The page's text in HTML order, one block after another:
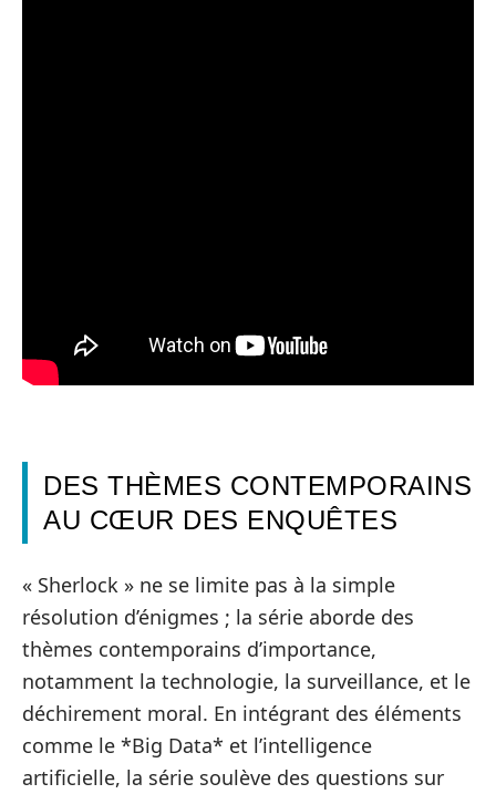
DES THÈMES CONTEMPORAINS
AU CŒUR DES ENQUÊTES
« Sherlock » ne se limite pas à la simple
résolution d’énigmes ; la série aborde des
thèmes contemporains d’importance,
notamment la technologie, la surveillance, et le
déchirement moral. En intégrant des éléments
comme le *Big Data* et l’intelligence
artificielle, la série soulève des questions sur